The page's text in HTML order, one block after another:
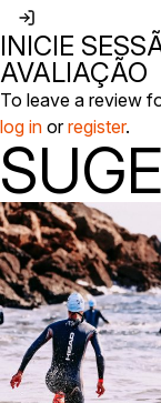
INICIE
AVALIAÇÃO
To leave a review
log in orregister.